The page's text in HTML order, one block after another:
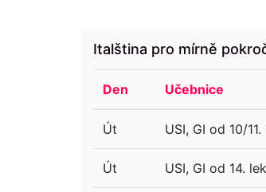
Italština pro mírně
Den Učebnice
Út USI, GI od 10/
Út USI, GI od 14.